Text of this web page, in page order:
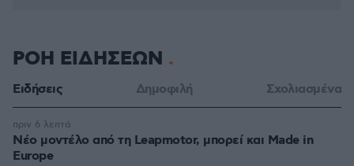
ΡΟΗ ΕΙΔΗΣΕΩΝ
Ειδήσεις Δημοφιλή Σχολιασμένα
Νέο μοντέλο από τη Leapmotor, μπορεί και Made in
Europe
πριν 6 λεπτά